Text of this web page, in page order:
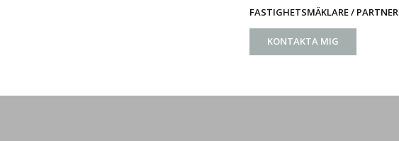
FASTIGHETSMÄKLARE / PARTNER
KONTAKTA MIG